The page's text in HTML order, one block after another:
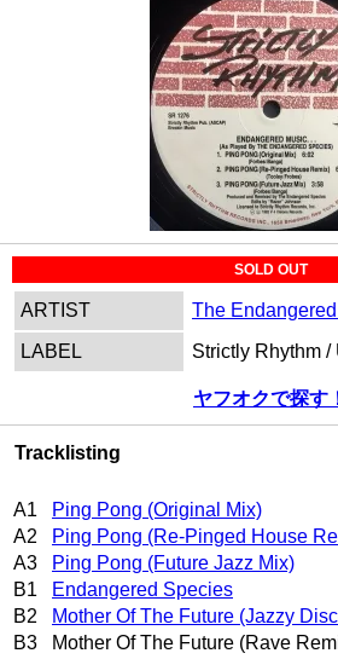
SOLD OUT
ARTIST
The
LABEL
Strictly Rhythm /
ヤフオクで探す
Tracklisting
A1
Ping Pong (Original Mix)
A2
Ping Pong (Re-Pinged House
A3
Ping Pong (Future Jazz Mix)
B1
Endangered Species
B2
Mother Of The Future (Jazzy
B3 Mother Of The Future (Rave